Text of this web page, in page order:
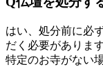
はい、処分前に必
だく必要がありま
特定のお寺がない